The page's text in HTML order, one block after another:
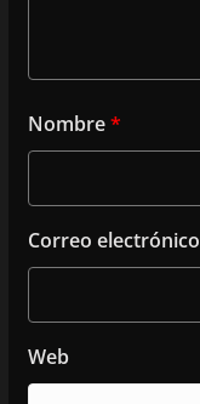
Nombre*
Correo electrónico
Web